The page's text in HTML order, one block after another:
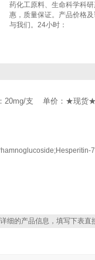
药化工原料、生命科学科
惠，质量保证。产品价格
与我们。24小时：
：20mg/支 单价：★现货★
细的产品信息，填写下表直